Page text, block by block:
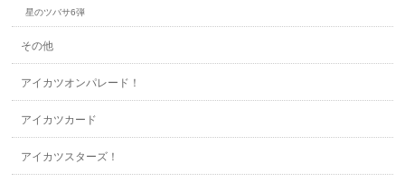
星のツバサ6弾
その他
アイカツオンパレード！
アイカツカード
アイカツスターズ！